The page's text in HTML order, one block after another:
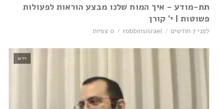
תת-מודע – איך המוח שלנו מבצע הוראות לפעולות
פשוטות | י׳ קורן
לפני 7 חודשים robbinsisrael 0 צפיות
וידאו